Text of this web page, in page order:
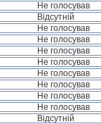
Не голосував
Відсутній
Не голосував
Не голосував
Не голосував
Не голосував
Не голосував
Не голосував
Не голосував
Не голосував
Відсутній